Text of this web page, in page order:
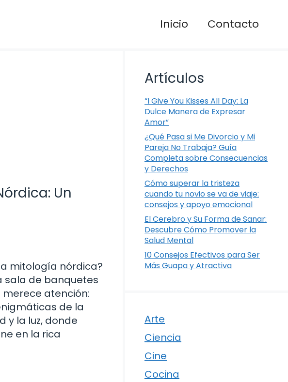
Inicio Contacto
Un
mitología nórdica?
sala de banquetes
atención:
de la
y la luz, donde
en la rica
Artículos
“I Give You Kisses All Day: La
Dulce Manera de Expresar
Amor”
¿Qué Pasa si Me Divorcio y Mi
Pareja No Trabaja? Guía
Completa sobre Consecuencias
y Derechos
Cómo superar la tristeza
cuando tu novio se va de viaje:
consejos y apoyo emocional
El Cerebro y Su Forma de Sanar:
Descubre Cómo Promover la
Salud Mental
10 Consejos Efectivos para Ser
Más Guapa y Atractiva
Arte
Ciencia
Cine
Cocina